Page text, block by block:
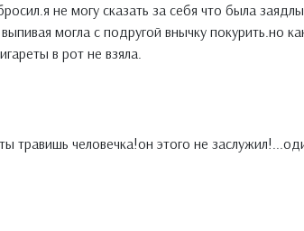
не могу сказать за себя что была
могла с подругой внычку покурить.но
в рот не взяла.
травишь человечка!он этого не